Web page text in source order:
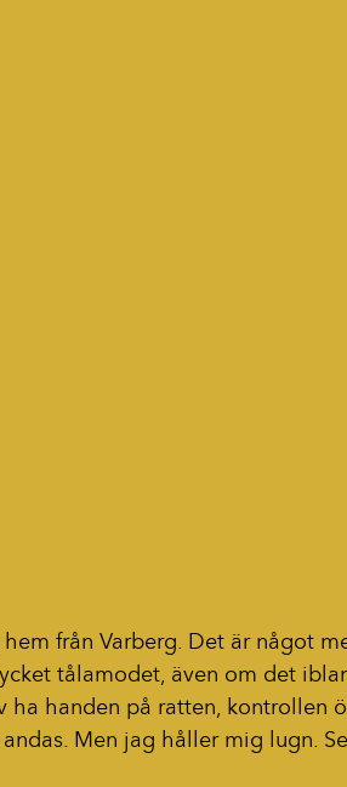
från Varberg. Det är något
tålamodet, även om det
ha handen på ratten, kontrollen
Men jag håller mig lugn.